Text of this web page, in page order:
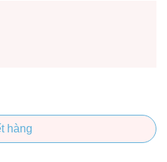
hàng